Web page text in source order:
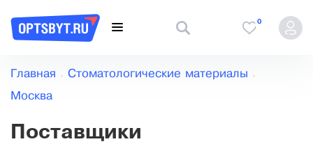
0
Главная Стоматологические материалы
Москва
Поставщики